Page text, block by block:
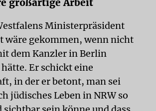
Ministerpräsident
wäre gekommen, wenn nicht
dem Kanzler in Berlin
Er schickt eine
in der er betont, man sei
jüdisches Leben in NRW so